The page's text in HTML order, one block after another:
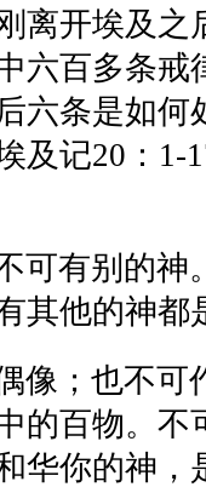
离开埃及之
六百多条戒
六条是如何
及记20 ： 1-
可有别的神
其他的神都
像；也不可
的百物。不
华你的神，